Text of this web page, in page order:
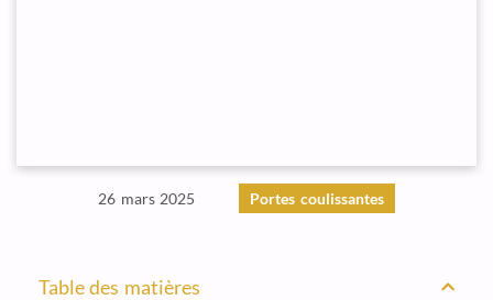
26 mars 2025 Portes coulissantes
Table des matières